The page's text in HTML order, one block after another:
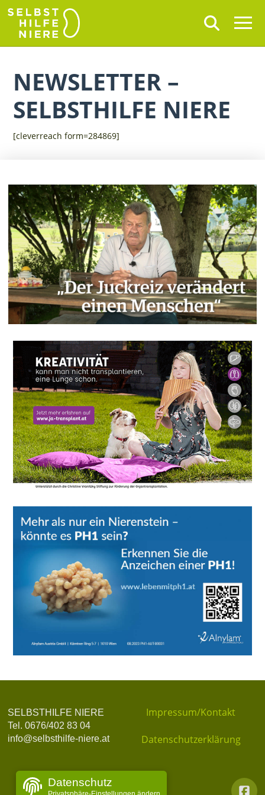
NEWSLETTER –
SELBSTHILFE NIERE
[cleverreach form=284869]
SELBSTHILFE NIERE
Tel. 0676/402 83 04
info@selbsthilfe-niere.at
Impressum/Kontakt
Datenschutzerklärung
Datenschutz